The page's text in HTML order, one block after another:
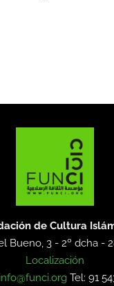
de Cultura
Bueno, 3 - 2º dcha -
Localización
info@funci.org Tel: 91